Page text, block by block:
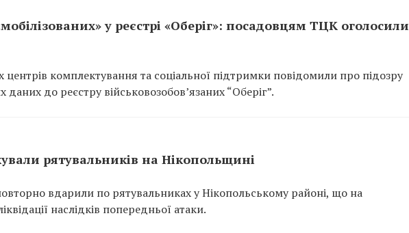
у реєстрі «Оберіг»: посадовцям ТЦК оголосили
комплектування та соціальної підтримки повідомили про підозру
до реєстру військовозобов’язаних “Оберіг”.
рятувальників на Нікопольщині
вдарили по рятувальниках у Нікопольському районі, що на
наслідків попередньої атаки.